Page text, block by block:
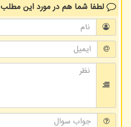
لطفا شما همدر مورد این مطلب